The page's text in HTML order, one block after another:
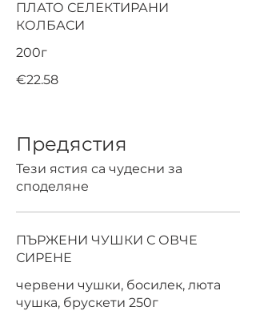
ПЛАТО СЕЛЕКТИРАНИ
КОЛБАСИ
200г
€22.58
Предястия
Тези ястия са чудесни за
споделяне
ПЪРЖЕНИ ЧУШКИ С ОВЧЕ
СИРЕНЕ
червени чушки, босилек, люта
чушка, брускети 250г